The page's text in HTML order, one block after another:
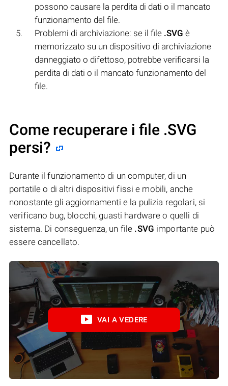
possono causare la perdita di dati o il mancato
funzionamento del file.
Problemi di archiviazione: se il file .SVG è
memorizzato su un dispositivo di archiviazione
danneggiato o difettoso, potrebbe verificarsi la
perdita di dati o il mancato funzionamento del
file.
Come recuperare i file .SVG
persi?
Durante il funzionamento di un computer, di un
portatile o di altri dispositivi fissi e mobili, anche
nonostante gli aggiornamenti e la pulizia regolari, si
verificano bug, blocchi, guasti hardware o quelli di
sistema. Di conseguenza, un file .SVG importante può
essere cancellato.
VAI A VEDERE